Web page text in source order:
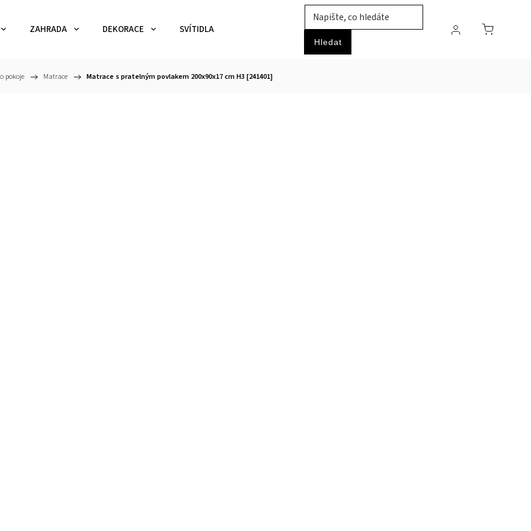
Hledat
ZAHRADA DEKORACE SVÍTIDLA ZVÍŘATA PRŮMYSLOVÉ ZBOŽÍ HOBBY
pokoje / Matrace / Matrace s pratelným povlakem 200x90x17 cm H3 [241401]